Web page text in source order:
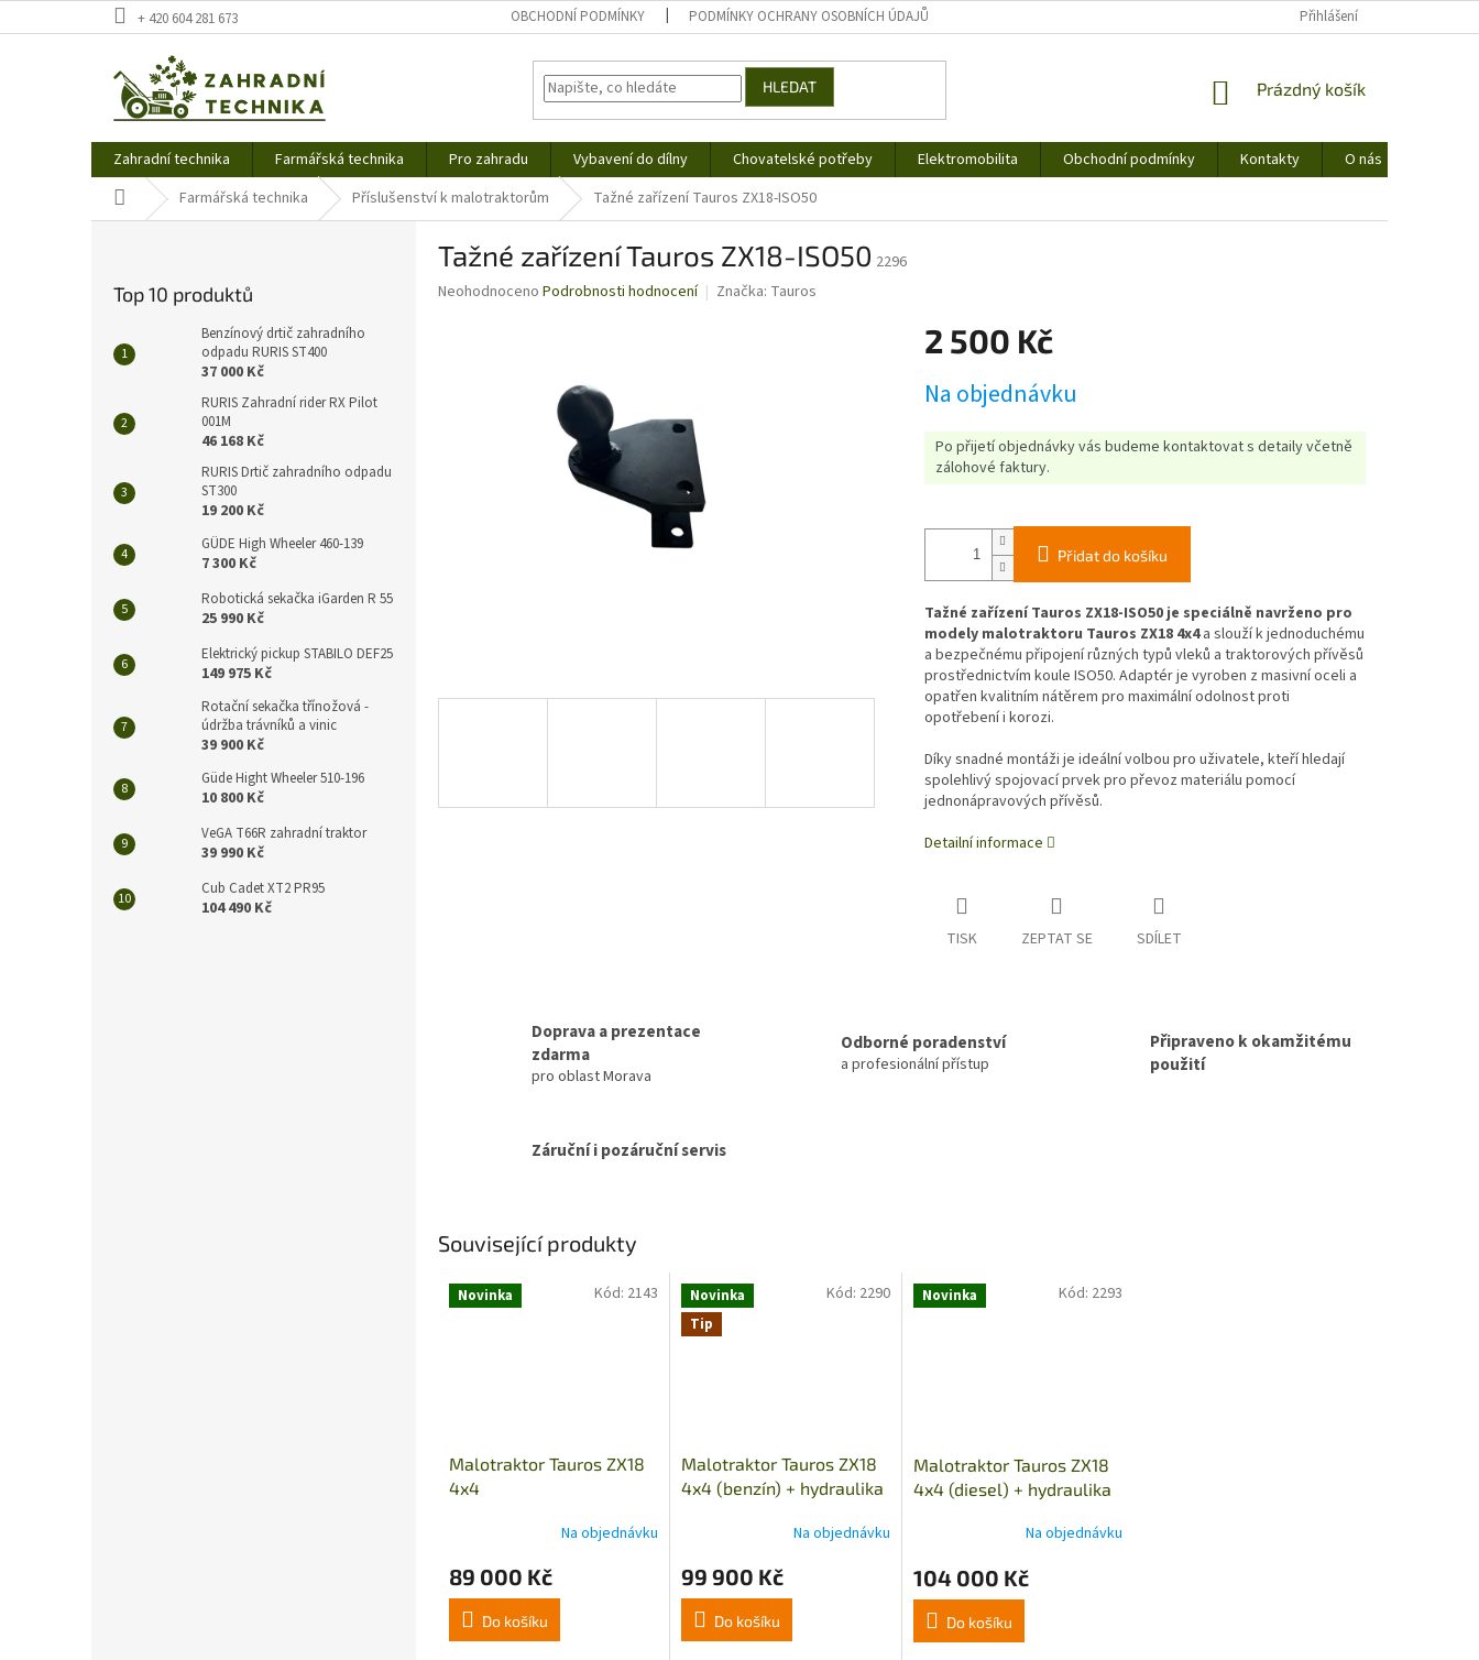
na
+ 420 604 281 673 OBCHODNÍ PODMÍNKY PODMÍNKY OCHRANY OSOBNÍCH ÚDAJŮ Přihlášení
HLEDAT
NÁKUPNÍ
Prázdný košík
Zahradní technika Farmářská technika Pro zahradu Vybavení do dílny Chovatelské potřeby Elektromobilita Obchodní podmínky Kontakty
O nás
Domů Farmářská technika Příslušenství k malotraktorům Tažné zařízení Tauros ZX18-ISO50
Top 10 produktů
Benzínový drtič zahradního
odpadu RURIS ST400
37 000 Kč
RURIS Zahradní rider RX Pilot
001M
46 168 Kč
RURIS Drtič zahradního odpadu
ST300
19 200 Kč
GÜDE High Wheeler 460-139
7 300 Kč
Robotická sekačka iGarden R 55
25 990 Kč
Elektrický pickup STABILO DEF25
149 975 Kč
Rotační sekačka třínožová -
údržba trávníků a vinic
39 900 Kč
Güde Hight Wheeler 510-196
10 800 Kč
VeGA T66R zahradní traktor
39 990 Kč
Cub Cadet XT2 PR95
104 490 Kč
Tažné zařízení Tauros ZX18-ISO50 2296
Průměrné
Neohodnoceno Podrobnosti hodnocení Značka: Tauros
2 500 Kč
cena:
Na objednávku
Po přijetí objednávky vás budeme kontaktovat s detaily včetně
zálohové faktury.
Přidat do košíku
Tažné zařízení Tauros ZX18-ISO50 je speciálně navrženo pro
modely malotraktoru Tauros ZX18 4x4a slouží k jednoduchému
a bezpečnému připojení různých typů vleků a traktorových přívěsů
prostřednictvím koule ISO50. Adaptér je vyroben z masivní oceli a
opatřen kvalitním nátěrem pro maximální odolnost proti
opotřebení i korozi.
Díky snadné montáži je ideální volbou pro uživatele, kteří hledají
spolehlivý spojovací prvek pro převoz materiálu pomocí
jednonápravových přívěsů.
Detailní informace
TISK ZEPTAT SE SDÍLET
Doprava a prezentace
zdarma
pro oblast Morava
Odborné poradenství
a profesionální přístup
Připraveno k okamžitému
použití
Záruční i pozáruční servis
Související produkty
Novinka
Malotraktor Tauros ZX18
4x4
Na objednávku
89 000 Kč
Do košíku
Kód: 2143
Novinka
Tip
Malotraktor Tauros ZX18
4x4 (benzín) + hydraulika
Na objednávku
99 900 Kč
Do košíku
Kód: 2290 Novinka
Malotraktor Tauros ZX18
4x4 (diesel) + hydraulika
Na objednávku
104 000 Kč
Do košíku
Kód: 2293